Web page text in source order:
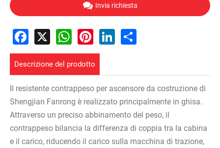
Invia richiesta
Facebook
X WhatsAppPinterestLinkedInShare
Descrizione del prodotto
Il resistente contrappeso per ascensore da costruzione di
Shengjian Fanrong è realizzato principalmente in ghisa.
Attraverso un preciso abbinamento del peso, il
contrappeso bilancia la differenza di coppia tra la cabina
e il carico, riducendo il carico sulla macchina di trazione,